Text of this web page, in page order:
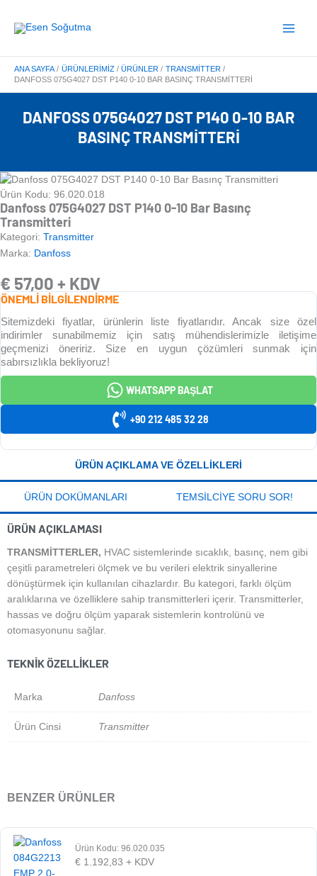
atla
Menu
ANA SAYFA ÜRÜNLERIMIZ ÜRÜNLER
TRANSMITTER
DANFOSS 075G4027 DST P140 0-10 BAR BASINÇ TRANSMITTERI
DANFOSS 075G4027 DST P140 0-10 BAR
BASINÇ TRANSMITTERI
Ürün Kodu: 96.020.018
Danfoss 075G4027 DST P140 0-10 Bar Basınç
Transmitteri
Kategori: Transmitter
Marka: Danfoss
€ 57,00 + KDV
ÖNEMLİ BİLGİLENDİRME
Sitemizdeki fiyatlar, ürünlerin liste fiyatlarıdır. Ancak size özel
indirimler sunabilmemiz için satış mühendislerimizle iletişime
geçmenizi öneririz. Size en uygun çözümleri sunmak için
sabırsızlıkla bekliyoruz!
WHATSAPP BAŞLAT
+90 212 485 32 28
ÜRÜN AÇIKLAMA VE ÖZELLIKLERI
ÜRÜN DOKÜMANLARI TEMSILCIYE SORU SOR!
ÜRÜN AÇIKLAMASI
TRANSMITTERLER, HVAC sistemlerinde sıcaklık, basınç, nem gibi
çeşitli parametreleri ölçmek ve bu verileri elektrik sinyallerine
dönüştürmek için kullanılan cihazlardır. Bu kategori, farklı ölçüm
aralıklarına ve özelliklere sahip transmitterleri içerir. Transmitterler,
hassas ve doğru ölçüm yaparak sistemlerin kontrolünü ve
otomasyonunu sağlar.
TEKNIK ÖZELLIKLER
Marka Danfoss
Ürün Cinsi Transmitter
BENZER ÜRÜNLER
Ürün Kodu: 96.020.035
€ 1.192,83 + KDV